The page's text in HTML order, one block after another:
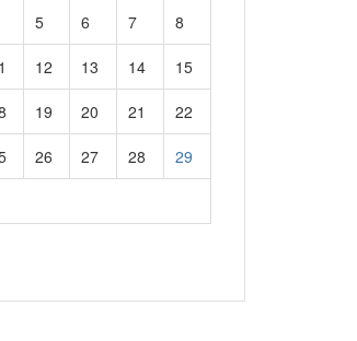
5 6 7 8
12 13 14 15
19 20 21 22
26 27 28 29